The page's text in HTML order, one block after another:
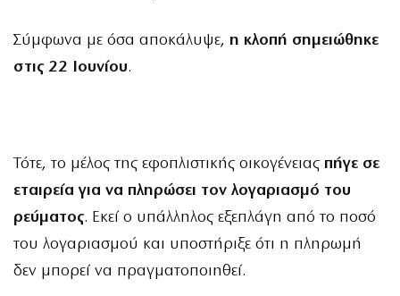
Σύμφωνα με όσα αποκάλυψε, η κλοπή σημειώθηκε
στις 22 Ιουνίου.
Τότε, το μέλος της εφοπλιστικής οικογένειας πήγε σε
εταιρεία για να πληρώσει τον λογαριασμό του
ρεύματος. Εκεί ο υπάλληλος εξεπλάγη από το ποσό
του λογαριασμού και υποστήριξε ότι η πληρωμή
δεν μπορεί να πραγματοποιηθεί.